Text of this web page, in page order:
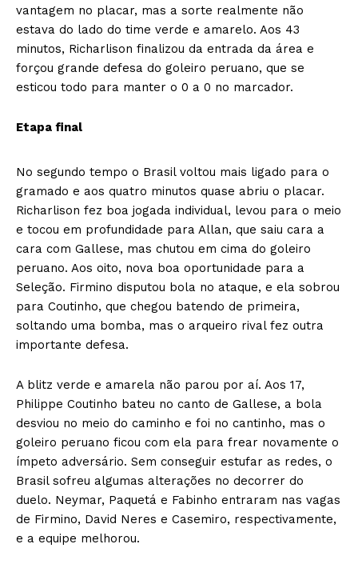
vantagem no placar, mas a sorte realmente não
estava do lado do time verde e amarelo. Aos 43
minutos, Richarlison finalizou da entrada da área e
forçou grande defesa do goleiro peruano, que se
esticou todo para manter o 0 a 0 no marcador.
Etapa final
No segundo tempo o Brasil voltou mais ligado para o
gramado e aos quatro minutos quase abriu o placar.
Richarlison fez boa jogada individual, levou para o meio
e tocou em profundidade para Allan, que saiu cara a
cara com Gallese, mas chutou em cima do goleiro
peruano. Aos oito, nova boa oportunidade para a
Seleção. Firmino disputou bola no ataque, e ela sobrou
para Coutinho, que chegou batendo de primeira,
soltando uma bomba, mas o arqueiro rival fez outra
importante defesa.
A blitz verde e amarela não parou por aí. Aos 17,
Philippe Coutinho bateu no canto de Gallese, a bola
desviou no meio do caminho e foi no cantinho, mas o
goleiro peruano ficou com ela para frear novamente o
ímpeto adversário. Sem conseguir estufar as redes, o
Brasil sofreu algumas alterações no decorrer do
duelo. Neymar, Paquetá e Fabinho entraram nas vagas
de Firmino, David Neres e Casemiro, respectivamente,
e a equipe melhorou.